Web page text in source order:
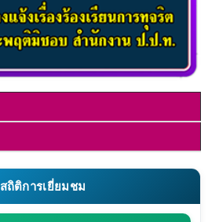
สถิติการเยี่ยมชม